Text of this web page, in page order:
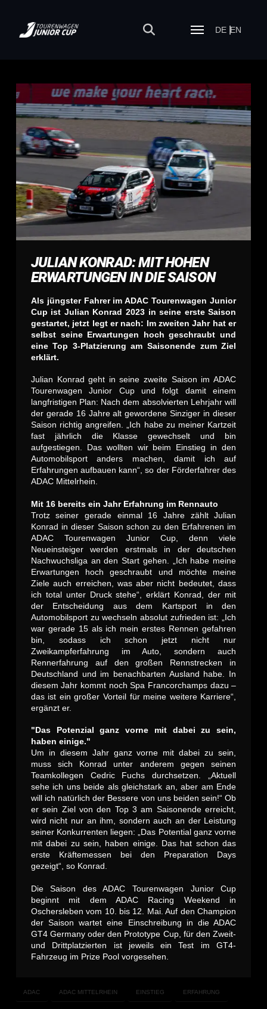
DE EN
JULIAN KONRAD: MIT HOHEN
ERWARTUNGEN IN DIE SAISON
Als jüngster Fahrer im ADAC Tourenwagen Junior
Cup ist Julian Konrad 2023 in seine erste Saison
gestartet, jetzt legt er nach: Im zweiten Jahr hat er
selbst seine Erwartungen hoch geschraubt und
eine Top 3-Platzierung am Saisonende zum Ziel
erklärt.
Julian Konrad geht in seine zweite Saison im ADAC
Tourenwagen Junior Cup und folgt damit einem
langfristigen Plan: Nach dem absolvierten Lehrjahr will
der gerade 16 Jahre alt gewordene Sinziger in dieser
Saison richtig angreifen. „Ich habe zu meiner Kartzeit
fast jährlich die Klasse gewechselt und bin
aufgestiegen. Das wollten wir beim Einstieg in den
Automobilsport anders machen, damit ich auf
Erfahrungen aufbauen kann“, so der Förderfahrer des
ADAC Mittelrhein.
Mit 16 bereits ein Jahr Erfahrung im Rennauto
Trotz seiner gerade einmal 16 Jahre zählt Julian
Konrad in dieser Saison schon zu den Erfahrenen im
ADAC Tourenwagen Junior Cup, denn viele
Neueinsteiger werden erstmals in der deutschen
Nachwuchsliga an den Start gehen. „Ich habe meine
Erwartungen hoch geschraubt und möchte meine
Ziele auch erreichen, was aber nicht bedeutet, dass
ich total unter Druck stehe“, erklärt Konrad, der mit
der Entscheidung aus dem Kartsport in den
Automobilsport zu wechseln absolut zufrieden ist: „Ich
war gerade 15 als ich mein erstes Rennen gefahren
bin, sodass ich schon jetzt nicht nur
Zweikampferfahrung im Auto, sondern auch
Rennerfahrung auf den großen Rennstrecken in
Deutschland und im benachbarten Ausland habe. In
diesem Jahr kommt noch Spa Francorchamps dazu –
das ist ein großer Vorteil für meine weitere Karriere“,
ergänzt er.
"Das Potenzial ganz vorne mit dabei zu sein,
haben einige."
Um in diesem Jahr ganz vorne mit dabei zu sein,
muss sich Konrad unter anderem gegen seinen
Teamkollegen Cedric Fuchs durchsetzen. „Aktuell
sehe ich uns beide als gleichstark an, aber am Ende
will ich natürlich der Bessere von uns beiden sein!“ Ob
er sein Ziel von den Top 3 am Saisonende erreicht,
wird nicht nur an ihm, sondern auch an der Leistung
seiner Konkurrenten liegen: „Das Potential ganz vorne
mit dabei zu sein, haben einige. Das hat schon das
erste Kräftemessen bei den Preparation Days
gezeigt“, so Konrad.
Die Saison des ADAC Tourenwagen Junior Cup
beginnt mit dem ADAC Racing Weekend in
Oschersleben vom 10. bis 12. Mai. Auf den Champion
der Saison wartet eine Einschreibung in die ADAC
GT4 Germany oder den Prototype Cup, für den Zweit-
und Drittplatzierten ist jeweils ein Test im GT4-
Fahrzeug im Prize Pool vorgesehen.
ADAC ADAC MITTELRHEIN EINSTIEG ERFAHRUNG